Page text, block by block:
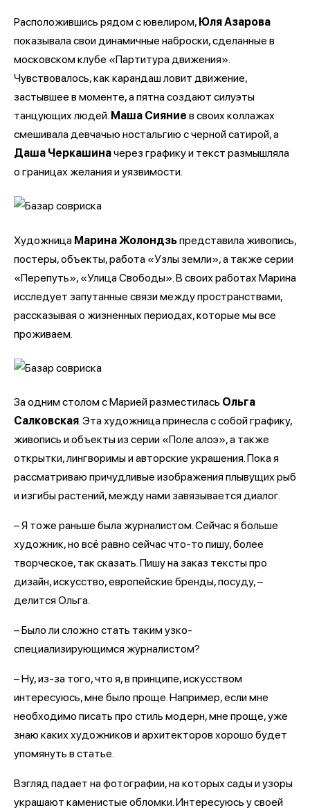
Расположившись рядом с ювелиром, Юля Азарова
показывала свои динамичные наброски, сделанные в
московском клубе «Партитура движения».
Чувствовалось, как карандаш ловит движение,
застывшее в моменте, а пятна создают силуэты
танцующих людей. Маша Сияние в своих коллажах
смешивала девчачью ностальгию с черной сатирой, а
Даша Черкашиначерез графику и текст размышляла
о границах желания и уязвимости.
Художница Марина Жолондзьпредставила живопись,
постеры, объекты, работа «Узлы земли», а также серии
«Перепуть», «Улица Свободы». В своих работах Марина
исследует запутанные связи между пространствами,
рассказывая о жизненных периодах, которые мы все
проживаем.
За одним столом с Марией разместилась Ольга
Салковская. Эта художница принесла с собой графику,
живопись и объекты из серии «Поле алоэ», а также
открытки, лингворимы и авторские украшения. Пока я
рассматриваю причудливые изображения плывущих рыб
и изгибы растений, между нами завязывается диалог.
– Я тоже раньше была журналистом. Сейчас я больше
художник, но всё равно сейчас что-то пишу, более
творческое, так сказать. Пишу на заказ тексты про
дизайн, искусство, европейские бренды, посуду, –
делится Ольга.
– Было ли сложно стать таким узко-
специализирующимся журналистом?
– Ну, из-за того, что я, в принципе, искусством
интересуюсь, мне было проще. Например, если мне
необходимо писать про стиль модерн, мне проще, уже
знаю каких художников и архитекторов хорошо будет
упомянуть в статье.
Взгляд падает на фотографии, на которых сады и узоры
украшают каменистые обломки. Интересуюсь у своей